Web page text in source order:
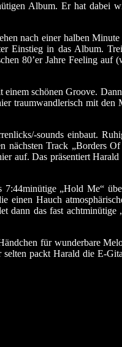
Album. Er hat dabei
nach einer halben
Einstieg in das Album.
80’er Jahre Feeling auf
schönen Groove.
traumwandlerisch mit
sounds einbaut.
nächsten Track „Borders
auf. Das präsentiert Harald
„Hold Me“
einen Hauch
dann das fast
für wunderbare
packt Harald die E-